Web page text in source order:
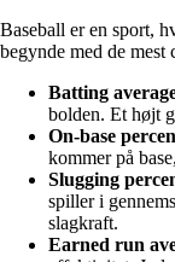
Baseball er en sport,
begynde med de mest
Batting
bolden. Et højt
On-base
kommer på
Slugging
spiller i
slagkraft.
Earned run